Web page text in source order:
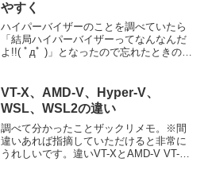
やすく
ハイパーバイザーのことを調べていたら
「結局ハイパーバイザーってなんなんだ
よ!!( ﾟдﾟ )」となったので忘れたときのた
ーは「管理者」の上を行く「管理者たち
の管理者...
VT-X、AMD-V、Hyper-V、
WSL、WSL2の違い
調べて分かったことザックリメモ。※間
違いあれば指摘していただけると非常に
うれしいです。違いVT-XとAMD-V VT-